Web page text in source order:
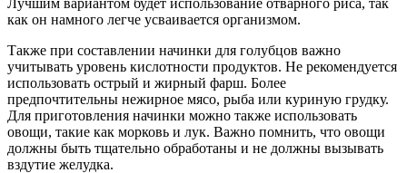
как он намного легче усваивается организмом.
Также при составлении начинки для голубцов важно
учитывать уровень кислотности продуктов. Не рекомендуется
использовать острый и жирный фарш. Более
предпочтительны нежирное мясо, рыба или куриную грудку.
Для приготовления начинки можно также использовать
овощи, такие как морковь и лук. Важно помнить, что овощи
должны быть тщательно обработаны и не должны вызывать
вздутие желудка.